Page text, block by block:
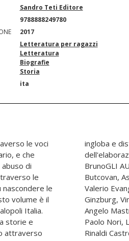
Sandro Teti Editore
9788888249780
2017
Letteratura per ragazzi
Letteratura
Biografie
Storia
ita
le voci
e che
di
le
nascondere le
volume è il
Italia.
storie e
attraverso
è frutto
Botto &
Mircea
Il Duka,
Gallo, Lisa
Liberti,
Morlacchi,
Tiziana
Scego,